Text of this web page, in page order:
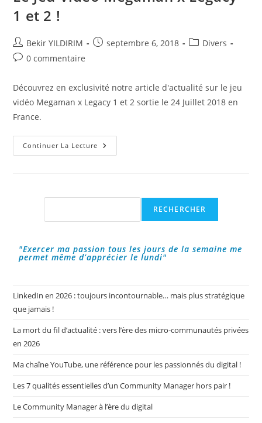
1 et 2 !
Auteur/autrice
de
Bekir YILDIRIM
Publication
septembre 6, 2018
PostDivers
Commentaires
la
publication :
0 commentaire
Découvrez en exclusivité notre article d'actualité sur le jeu
vidéo Megaman x Legacy 1 et 2 sortie le 24 Juillet 2018 en
France.
Continuer La Lecture Le
Jeu
1
!
Rechercher
RECHERCHER
"Exercer ma passion tous les jours de la semaine me
permet même d’apprécier le lundi"
LinkedIn en 2026 : toujours incontournable… mais plus stratégique
que jamais !
La mort du fil d’actualité : vers l’ère des micro-communautés privées
en 2026
Ma chaîne YouTube, une référence pour les passionnés du digital !
Les 7 qualités essentielles d’un Community Manager hors pair !
Le Community Manager à l’ère du digital